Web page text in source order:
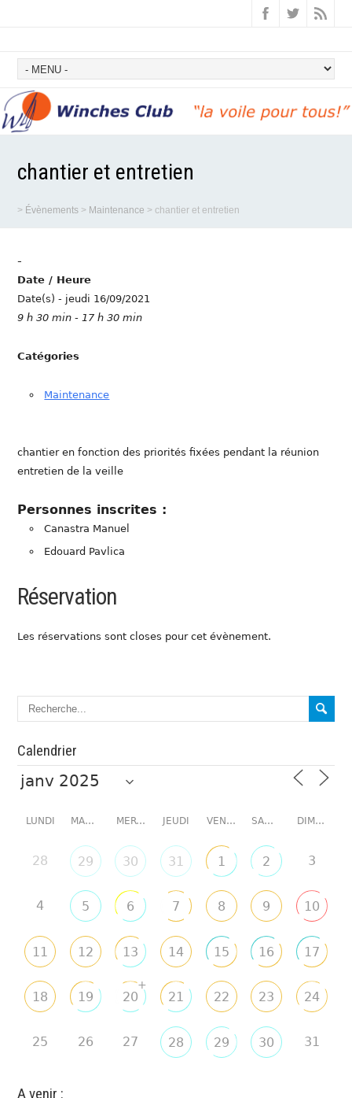
chantier et entretien
> Évènements > Maintenance >chantier et entretien
-
Date / Heure
Date(s) - jeudi 16/09/2021
9 h 30 min - 17 h 30 min
Catégories
Maintenance
chantier en fonction des priorités fixées pendant la réunion
entretien de la veille
Personnes inscrites :
Canastra Manuel
Edouard Pavlica
Réservation
Les réservations sont closes pour cet évènement.
Calendrier
LUNDI MARDI MERCREDI JEUDI VENDREDI SAMEDI DIMANCHE
28 29 30 31 1 2 3
4 5 6 7 8 9 10
11 12 13 14 15 16 17
18 19 20
+
21 22 23 24
25 26 27 28 29 30 31
A venir :